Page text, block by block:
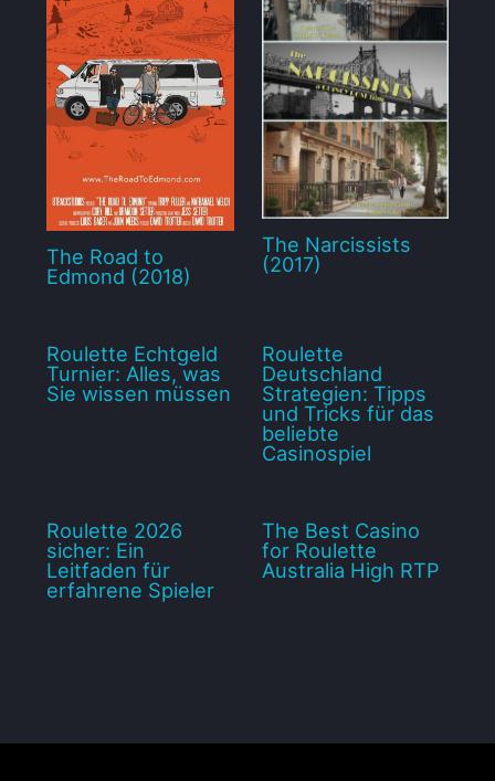
The Road to
Edmond (2018)
The Narcissists
(2017)
Roulette Echtgeld
Turnier: Alles, was
Sie wissen müssen
Roulette
Deutschland
Strategien: Tipps
und Tricks für das
beliebte
Casinospiel
Roulette 2026
sicher: Ein
Leitfaden für
erfahrene Spieler
The Best Casino
for Roulette
Australia High RTP